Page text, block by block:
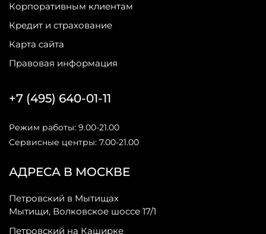
Корпоративным клиентам
Кредит и страхование
Карта сайта
Правовая информация
АДРЕСА В МОСКВЕ
Петровский в Мытищах
Мытищи, Волковское шоссе 17/1
Петровский на Каширке
+7 (495) 640-01-11
Режим работы: 9.00-21.00
Сервисные центры: 7.00-21.00